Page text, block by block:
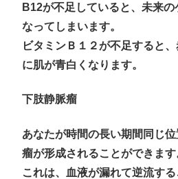
B12が不足していると、未来の
なってしまいます。
ビタミンＢ１２が不足すると
に肌が青白くなります。
下肢静脈瘤
あなたが時間の長い期間同じ
瘤が形成されることができます
これは、血液が漏れて逆流す